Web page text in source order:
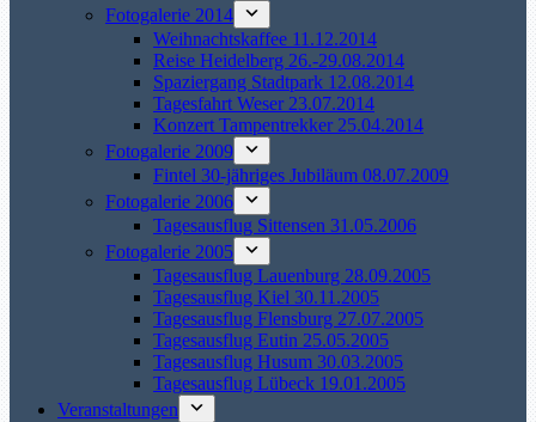
Fotogalerie 2014
Weihnachtskaffee 11.12.2014
Reise Heidelberg 26.-29.08.2014
Spaziergang Stadtpark 12.08.2014
Tagesfahrt Weser 23.07.2014
Konzert Tampentrekker 25.04.2014
Fotogalerie 2009
Fintel 30-jähriges Jubiläum 08.07.2009
Fotogalerie 2006
Tagesausflug Sittensen 31.05.2006
Fotogalerie 2005
Tagesausflug Lauenburg 28.09.2005
Tagesausflug Kiel 30.11.2005
Tagesausflug Flensburg 27.07.2005
Tagesausflug Eutin 25.05.2005
Tagesausflug Husum 30.03.2005
Tagesausflug Lübeck 19.01.2005
Veranstaltungen